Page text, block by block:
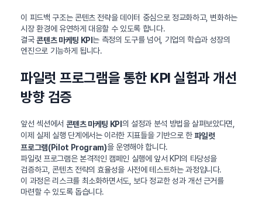
이 피드백 구조는 콘텐츠 전략을 데이터 중심으로 정교화하고, 변화하는
시장 환경에 유연하게 대응할 수 있도록 합니다.
결국콘텐츠 마케팅 KPI는 측정의 도구를 넘어, 기업의 학습과 성장의
엔진으로 기능하게 됩니다.
파일럿 프로그램을 통한 KPI 실험과 개선
방향 검증
앞선 섹션에서 콘텐츠 마케팅 KPI 의 설정과 분석 방법을 살펴보았다면,
이제 실제 실행 단계에서는 이러한 지표들을 기반으로 한파일럿
프로그램(Pilot Program)을 운영해야 합니다.
파일럿 프로그램은 본격적인 캠페인 실행에 앞서 KPI의 타당성을
검증하고, 콘텐츠 전략의 효율성을 사전에 테스트하는 과정입니다.
이 과정은 리스크를 최소화하면서도, 보다 정교한 성과 개선 근거를
마련할 수 있도록 돕습니다.